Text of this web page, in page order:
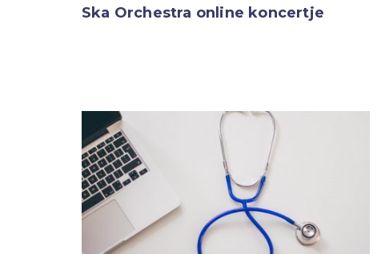
Ska Orchestra online koncertje